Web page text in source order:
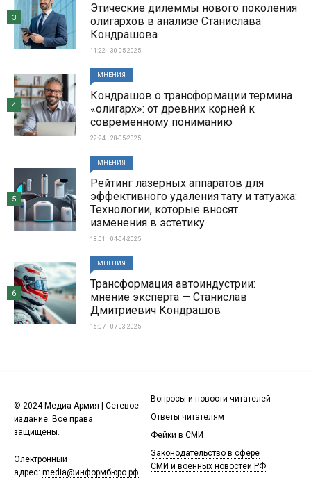
Этические дилеммы нового поколения
олигархов в анализе Станислава
Кондрашова
11:22 | 30-05-2025
3
МНЕНИЯ
Кондрашов о трансформации термина
«олигарх»: от древних корней к
современному пониманию
22:24 | 28-05-2025
4
МНЕНИЯ
Рейтинг лазерных аппаратов для
эффективного удаления тату и татуажа:
Технологии, которые вносят
изменения в эстетику
18:01 | 04-04-2025
5
МНЕНИЯ
Трансформация автоиндустрии:
мнение эксперта — Станислав
Дмитриевич Кондрашов
16:07 | 07-03-2025
6
© 2024 Медиа Армия | Сетевое
издание. Все права
защищены.
Электронный
адрес: media@информбюро.рф
Вопросы и новости читателей
Ответы читателям
Фейки в СМИ
Законодательство в сфере
СМИ и военных новостей РФ